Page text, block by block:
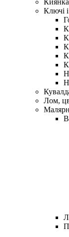
Ключі
Лом,